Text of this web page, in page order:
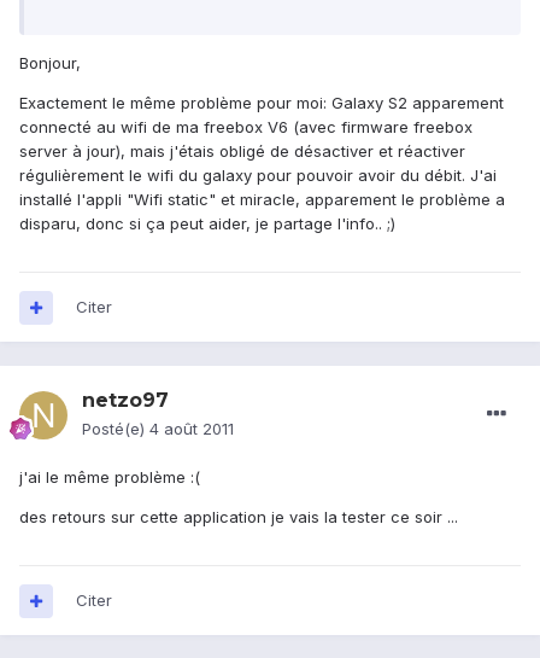
Bonjour,
Exactement le même problème pour moi: Galaxy S2 apparement
connecté au wifi de ma freebox V6 (avec firmware freebox
server à jour), mais j'étais obligé de désactiver et réactiver
régulièrement le wifi du galaxy pour pouvoir avoir du débit. J'ai
installé l'appli "Wifi static" et miracle, apparement le problème a
disparu, donc si ça peut aider, je partage l'info.. ;)
Citer
netzo97
Posté(e) 4 août 2011
j'ai le même problème :(
des retours sur cette application je vais la tester ce soir ...
Citer